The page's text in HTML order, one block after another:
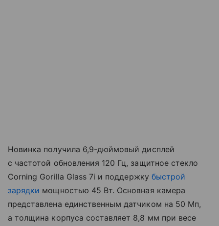
Новинка получила 6,9-дюймовый дисплей
с частотой обновления 120 Гц, защитное стекло
Corning Gorilla Glass 7i и поддержку быстрой
зарядки мощностью 45 Вт. Основная камера
представлена единственным датчиком на 50 Мп,
а толщина корпуса составляет 8,8 мм при весе